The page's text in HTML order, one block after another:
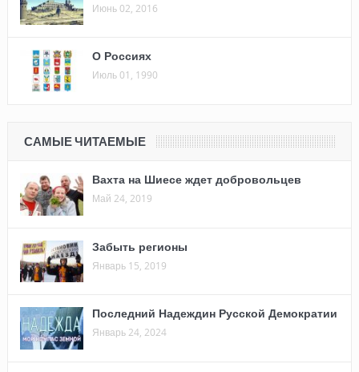
Июнь 02, 2016
О Россиях
Июль 01, 1990
САМЫЕ ЧИТАЕМЫЕ
Вахта на Шиесе ждет добровольцев
Май 24, 2019
Забыть регионы
Январь 15, 2019
Последний Надеждин Русской Демократии
Январь 24, 2024